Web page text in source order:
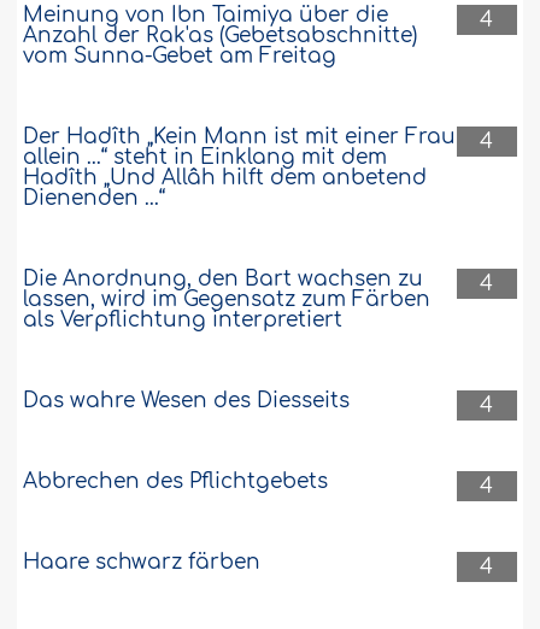
4
Meinung von Ibn Taimiya über die
Anzahl der Rak'as (Gebetsabschnitte)
vom Sunna-Gebet am Freitag
4
Der Hadîth „Kein Mann ist mit einer Frau
allein ...“ steht in Einklang mit dem
Hadîth „Und Allâh hilft dem anbetend
Dienenden ...“
4
Die Anordnung, den Bart wachsen zu
lassen, wird im Gegensatz zum Färben
als Verpflichtung interpretiert
4
Das wahre Wesen des Diesseits
4
Abbrechen des Pflichtgebets
4
Haare schwarz färben